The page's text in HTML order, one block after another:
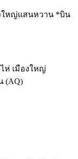
ใหญ่แสนหวาน *บิน